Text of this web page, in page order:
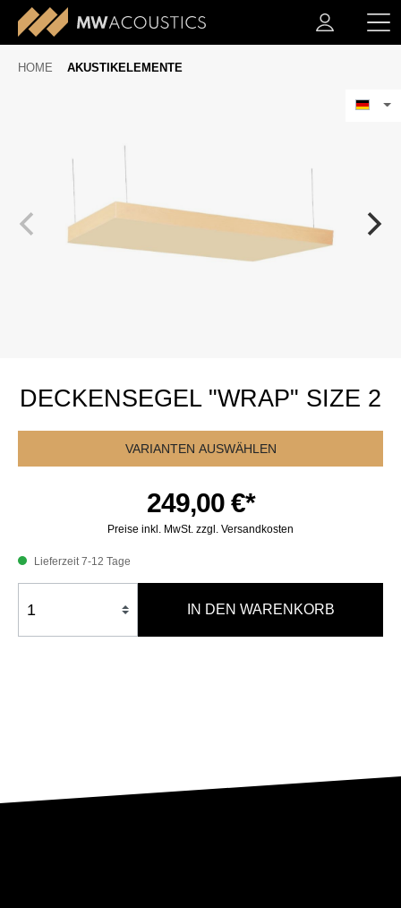
HOME AKUSTIKELEMENTE
DECKENSEGEL "WRAP" SIZE 2
VARIANTEN AUSWÄHLEN
249,00 €*
Preise inkl. MwSt. zzgl. Versandkosten
Lieferzeit 7-12 Tage
IN DEN WARENKORB